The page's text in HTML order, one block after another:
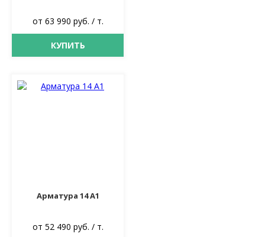
от 63 990 руб. / т.
КУПИТЬ
Арматура 14 А1
от 52 490 руб. / т.